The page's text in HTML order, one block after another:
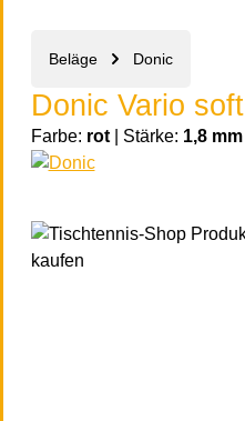
Beläge Donic
Donic Vario soft
Farbe: rot Stärke: 1,8 mm
Bildergalerie überspringen